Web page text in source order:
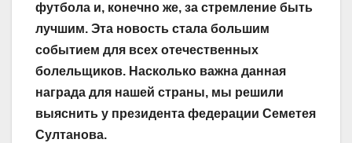
футбола и, конечно же, за стремление быть
лучшим. Эта новость стала большим
событием для всех отечественных
болельщиков. Насколько важна данная
награда для нашей страны, мы решили
выяснить у президента федерации Семетея
Султанова.